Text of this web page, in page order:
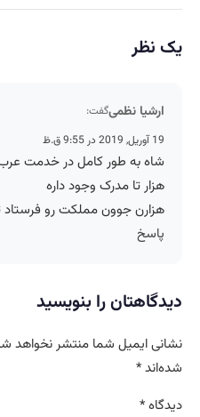
یک نظر
ارشیا نظمیگفت:
19 آوریل, 2019 در 9:55 ق.ظ
شاه به طور کامل در خدمت
هزار تا مدرک وجود داره
هزارن جوون مملکت رو
پاسخ
دیدگاهتان را بنویسید
نشانی ایمیل شما منتشر نخواهد
شده‌اند*
دیدگاه*